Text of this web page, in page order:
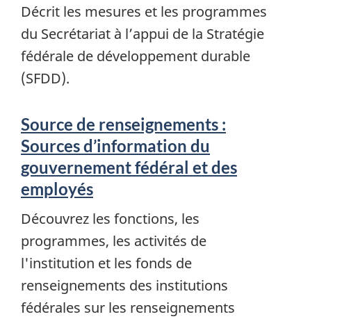
Décrit les mesures et les programmes
du Secrétariat à l’appui de la Stratégie
fédérale de développement durable
(SFDD).
Source de renseignements :
Sources d’information du
gouvernement fédéral et des
employés
Découvrez les fonctions, les
programmes, les activités de
l'institution et les fonds de
renseignements des institutions
fédérales sur les renseignements